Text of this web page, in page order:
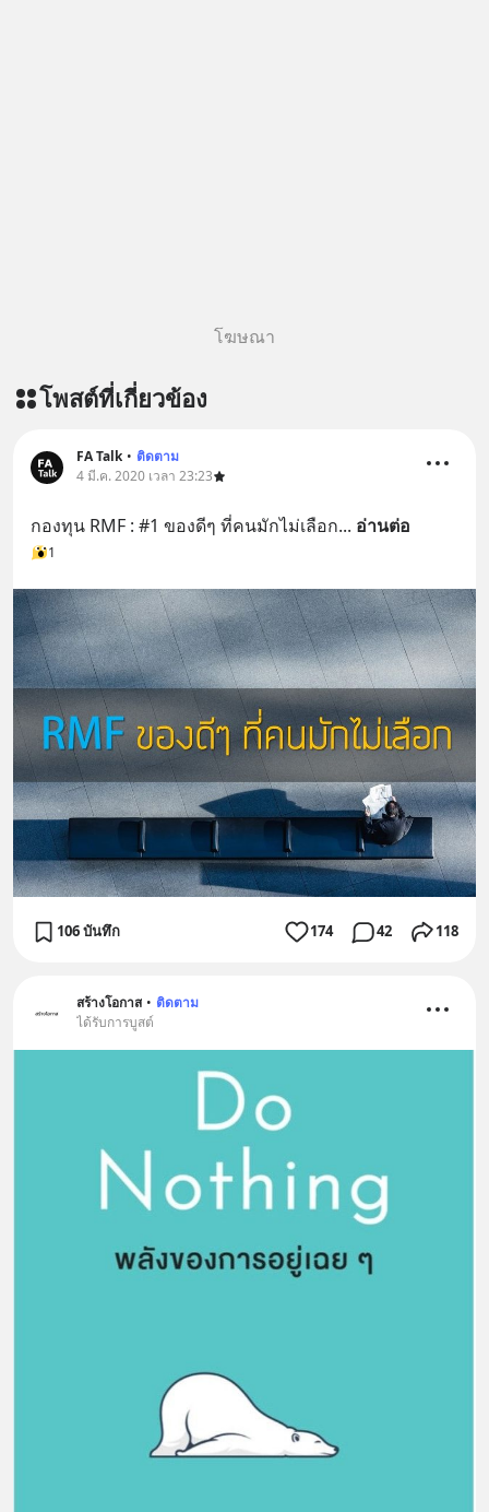
โฆษณา
โพสต์ที่เกี่ยวข้อง
FA Talk • ติดตาม
4 มี.ค. 2020 เวลา 23:23
กองทุน RMF : #1 ของดีๆ ที่คนมักไม่เลือก... อ่านต่อ
1
106 บันทึก 174 42 118
สร้างโอกาส • ติดตาม
ได้รับการบูสต์